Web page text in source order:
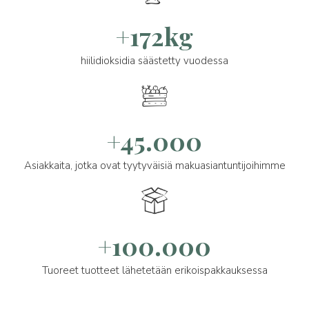
+172kg
hiilidioksidia säästetty vuodessa
+45.000
Asiakkaita, jotka ovat tyytyväisiä makuasiantuntijoihimme
+100.000
Tuoreet tuotteet lähetetään erikoispakkauksessa